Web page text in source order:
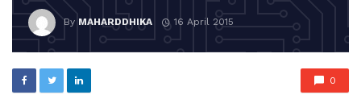
By MAHARDDHIKA 16 April 2015
0